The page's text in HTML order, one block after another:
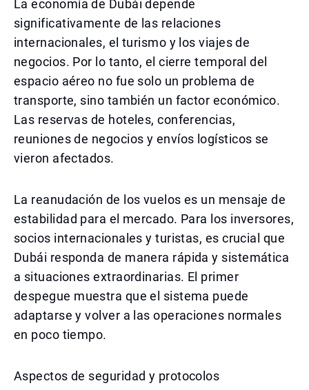
La economía de Dubái depende
significativamente de las relaciones
internacionales, el turismo y los viajes de
negocios. Por lo tanto, el cierre temporal del
espacio aéreo no fue solo un problema de
transporte, sino también un factor económico.
Las reservas de hoteles, conferencias,
reuniones de negocios y envíos logísticos se
vieron afectados.
La reanudación de los vuelos es un mensaje de
estabilidad para el mercado. Para los inversores,
socios internacionales y turistas, es crucial que
Dubái responda de manera rápida y sistemática
a situaciones extraordinarias. El primer
despegue muestra que el sistema puede
adaptarse y volver a las operaciones normales
en poco tiempo.
Aspectos de seguridad y protocolos